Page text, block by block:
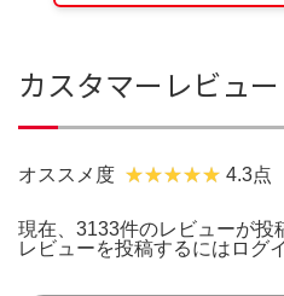
カスタマーレビュー
オススメ度 4.3点
現在、3133件のレビューが投
レビューを投稿するには ログ